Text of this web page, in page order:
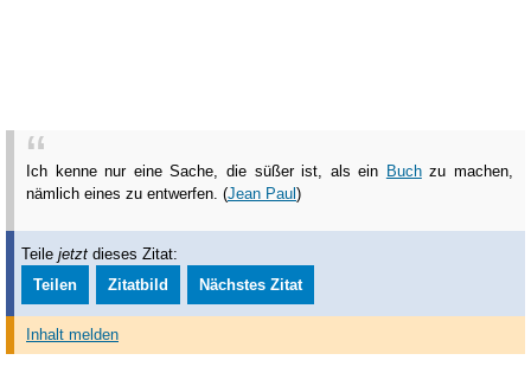
Ich kenne nur eine Sache, die süßer ist, als ein Buchzu machen,
nämlich eines zu entwerfen. (Jean Paul )
Teilejetzt dieses Zitat:
Teilen
Zitatbild Nächstes Zitat
Inhalt melden